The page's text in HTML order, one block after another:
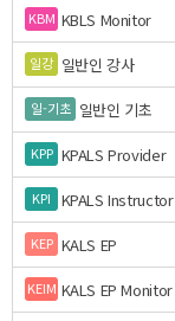
KBM KBLS Monitor
일강 일반인 강사
일-기초 일반인 기초
KPP KPALS Provider
KPI KPALS Instructor
KEP KALS EP
KEIM KALS EP Monitor